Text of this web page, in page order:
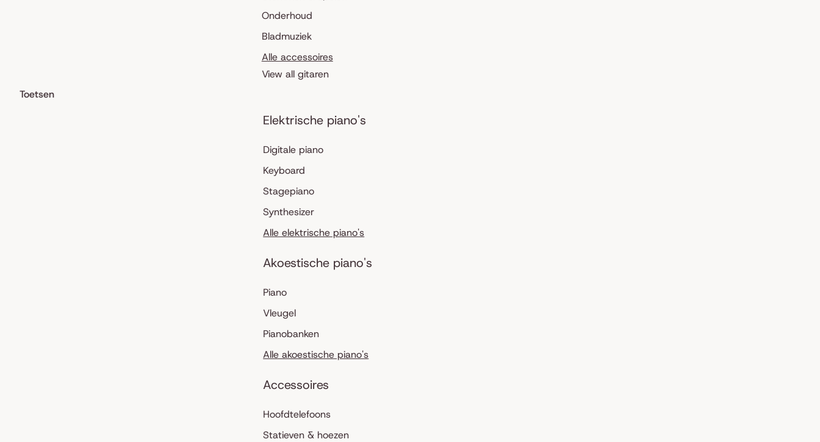
Onderhoud
Bladmuziek
Alle accessoires
View all gitaren
Toetsen
Elektrische piano's
Digitale piano
Keyboard
Stagepiano
Synthesizer
Alle elektrische piano's
Akoestische piano's
Piano
Vleugel
Pianobanken
Alle akoestische piano's
Accessoires
Hoofdtelefoons
Statieven & hoezen